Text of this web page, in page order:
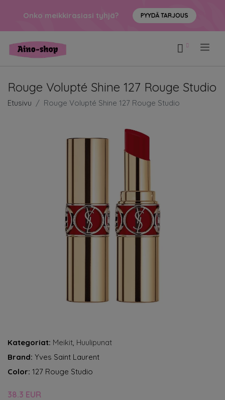
Onko meikkirasiasi tyhjä? PYYDÄ TARJOUS
Rouge Volupté Shine 127 Rouge Studio
Etusivu Rouge Volupté Shine 127 Rouge Studio
Kategoriat: Meikit, Huulipunat
Brand: Yves Saint Laurent
Color: 127 Rouge Studio
38.3 EUR